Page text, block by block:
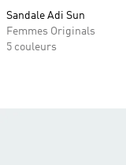
Sandale Adi Sun
Femmes Originals
5 couleurs